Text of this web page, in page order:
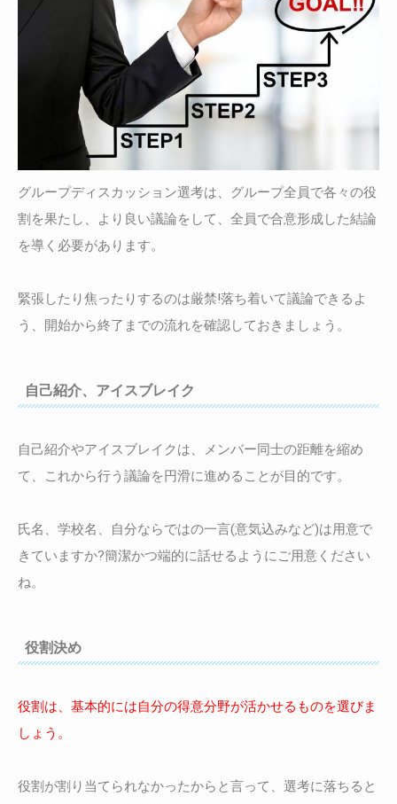
グループディスカッション選考は、グループ全員で各々の役
割を果たし、より良い議論をして、全員で合意形成した結論
を導く必要があります。
緊張したり焦ったりするのは厳禁!落ち着いて議論できるよ
う、開始から終了までの流れを確認しておきましょう。
自己紹介、アイスブレイク
自己紹介やアイスブレイクは、メンバー同士の距離を縮め
て、これから行う議論を円滑に進めることが目的です。
氏名、学校名、自分ならではの一言(意気込みなど)は用意で
きていますか?簡潔かつ端的に話せるようにご用意ください
ね。
役割決め
役割は、基本的には自分の得意分野が活かせるものを選びま
しょう。
役割が割り当てられなかったからと言って、選考に落ちると